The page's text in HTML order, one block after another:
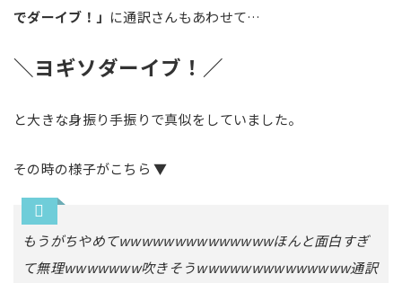
でダーイブ！」 に通訳さんもあわせて…
＼ヨギソダーイブ！／
と大きな身振り手振りで真似をしていました。
その時の様子がこちら ▼
もうがちやめてwwwwwwwwwwwwwwほんと面白すぎ
て無理wwwwwww吹きそうwwwwwwwwwwwwww通訳